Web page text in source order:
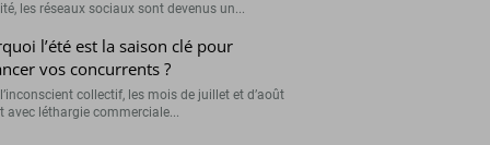
les réseaux sociaux sont devenus un...
l’été est la saison clé pour
vos concurrents ?
collectif, les mois de juillet et d’août
avec léthargie commerciale...